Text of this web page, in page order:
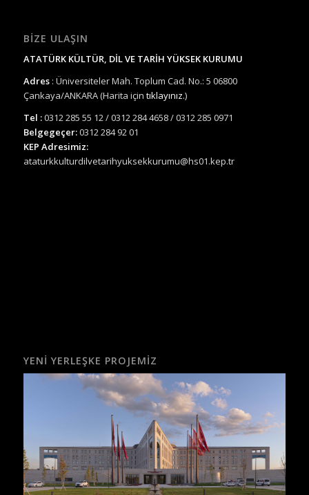
BIZE ULAŞIN
ATATÜRK KÜLTÜR, DİL VE TARİH YÜKSEK KURUMU
Adres : Üniversiteler Mah. Toplum Cad. No.: 5 06800
Çankaya/ANKARA (Harita için tıklayınız.)
Tel :0312 285 55 12 / 0312 284 4658 / 0312 285 0971
Belgegeçer:0312 284 92 01
KEP Adresimiz:
ataturkkulturdilvetarihyuksekkurumu@hs01.kep.tr
YENI YERLEŞKE PROJEMIZ